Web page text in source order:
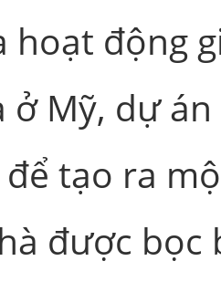
hoạt động
ở Mỹ, dự
tạo ra
được